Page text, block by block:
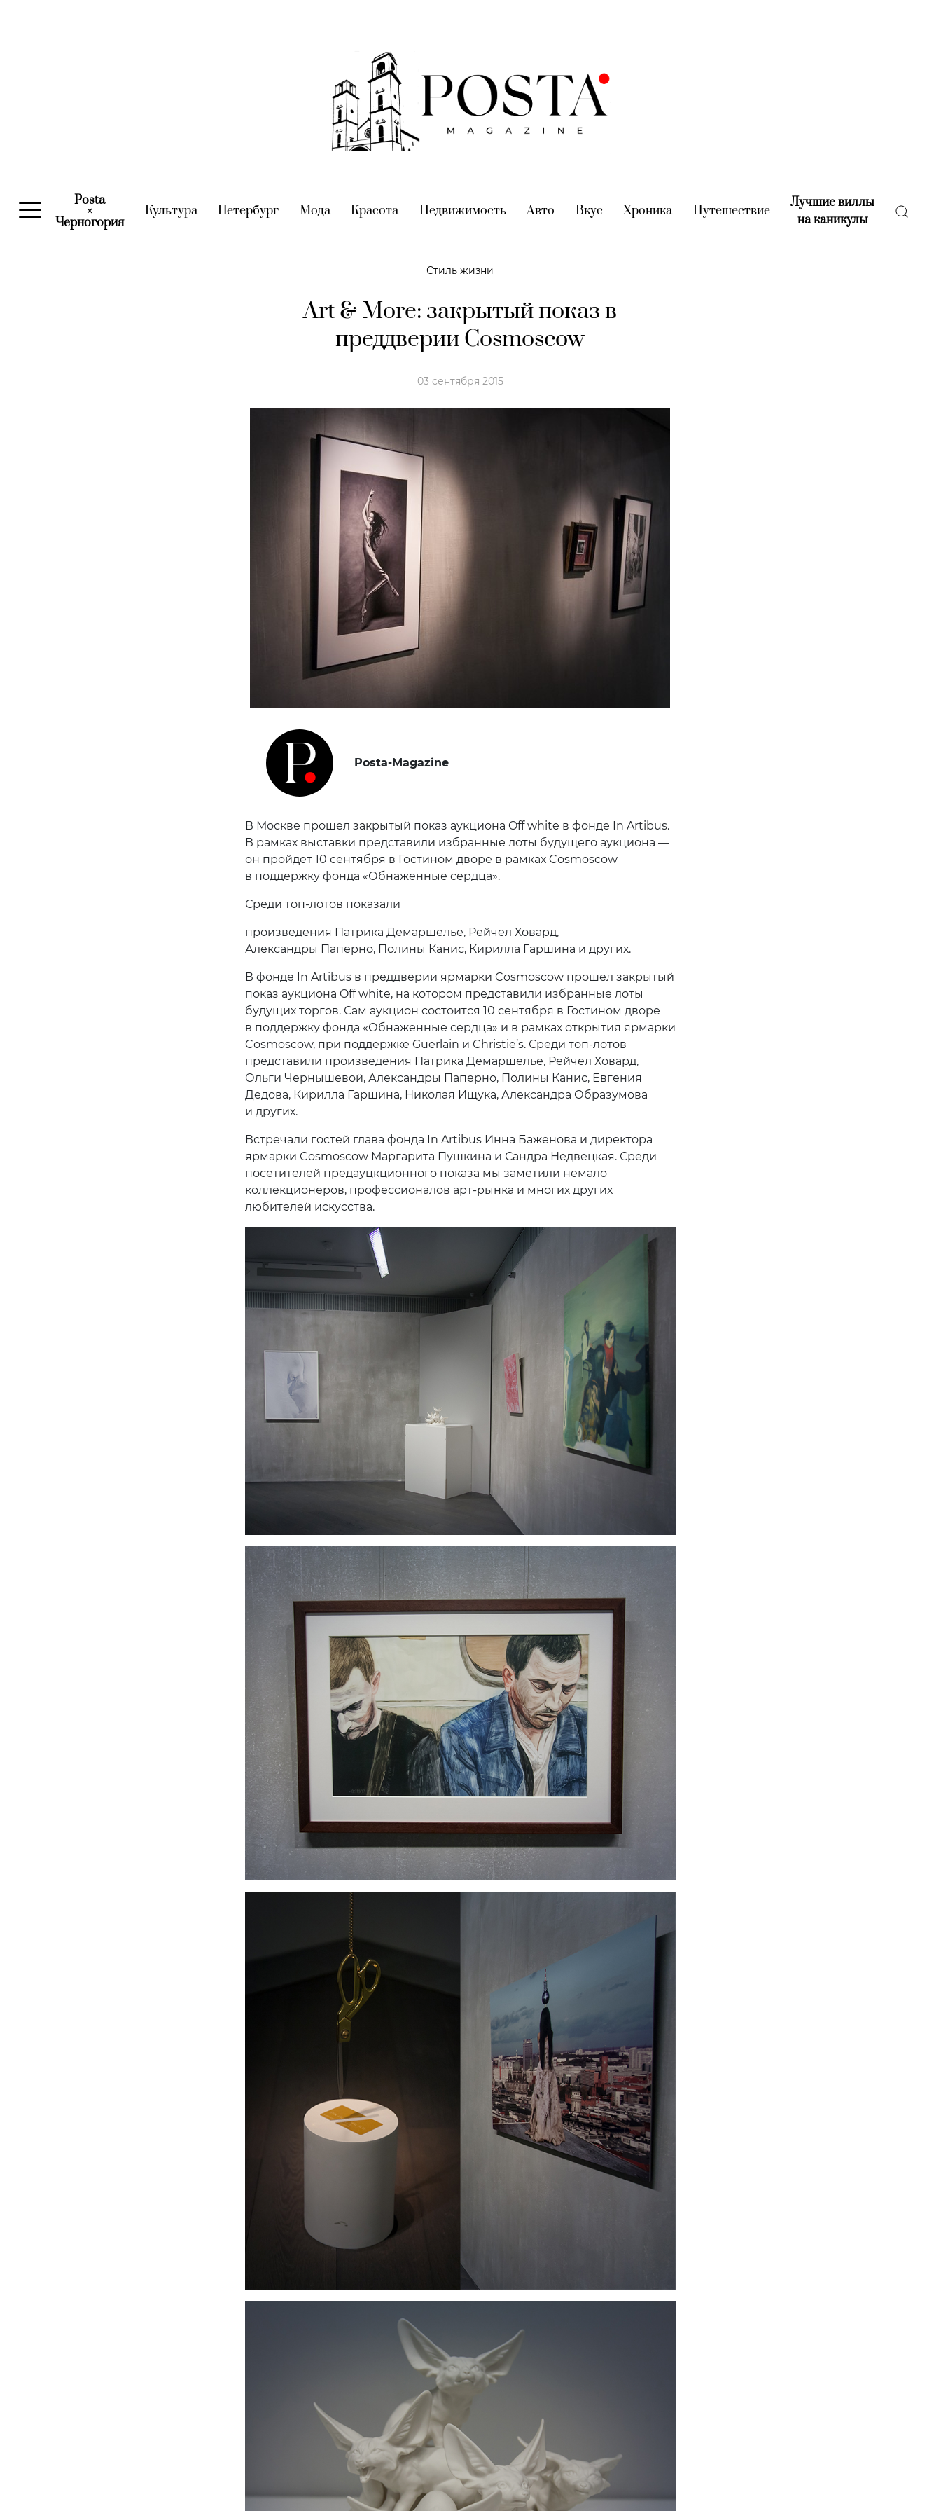
Posta
×
Черногория(current)
Культура(current)
Петербург (current)
Мода(current)
Красота (current)
Недвижимость(current)
Авто (current)
Вкус (current)
Хроника (current)
Путешествие(current)
Лучшие виллы
на каникулы(current)
Стиль жизни
Art & More: закрытый показ в
преддверии Cosmoscow
03 сентября 2015
Posta-Magazine
В Москве прошел закрытый показ аукциона Off white в фонде In Artibus.
В рамках выставки представили избранные лоты будущего аукциона —
он пройдет 10 сентября в Гостином дворе в рамках Cosmoscow
в поддержку фонда «Обнаженные сердца».
Среди топ-лотов показали
произведения Патрика Демаршелье, Рейчел Ховард,
Александры Паперно, Полины Канис, Кирилла Гаршина и других.
В фонде In Artibus в преддверии ярмарки Cosmoscow прошел закрытый
показ аукциона Off white, на котором представили избранные лоты
будущих торгов. Сам аукцион состоится 10 сентября в Гостином дворе
в поддержку фонда «Обнаженные сердца» и в рамках открытия ярмарки
Cosmoscow, при поддержке Guerlain и Christie’s. Среди топ-лотов
представили произведения Патрика Демаршелье, Рейчел Ховард,
Ольги Чернышевой, Александры Паперно, Полины Канис, Евгения
Дедова, Кирилла Гаршина, Николая Ищука, Александра Образумова
и других.
Встречали гостей глава фонда In Artibus Инна Баженова и директора
ярмарки Cosmoscow Маргарита Пушкина и Сандра Недвецкая. Среди
посетителей предауцкционного показа мы заметили немало
коллекционеров, профессионалов арт-рынка и многих других
любителей искусства.